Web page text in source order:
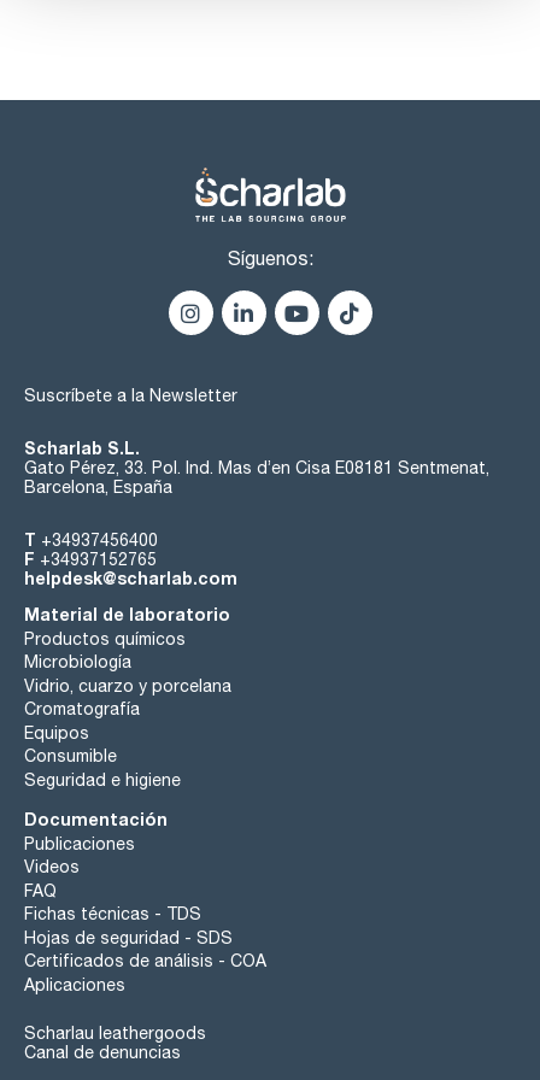
Síguenos:
Suscríbete a la Newsletter
Scharlab S.L.
Gato Pérez, 33. Pol. Ind. Mas d’en Cisa E08181 Sentmenat,
Barcelona, España
T +34937456400
F +34937152765
helpdesk@scharlab.com
Material de laboratorio
Productos químicos
Microbiología
Vidrio, cuarzo y porcelana
Cromatografía
Equipos
Consumible
Seguridad e higiene
Documentación
Publicaciones
Videos
FAQ
Fichas técnicas - TDS
Hojas de seguridad - SDS
Certificados de análisis - COA
Aplicaciones
Scharlau leathergoods
Canal de denuncias